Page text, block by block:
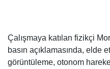
Çalışmaya katılan fizikçi
basın açıklamasında, elde
görüntüleme, otonom